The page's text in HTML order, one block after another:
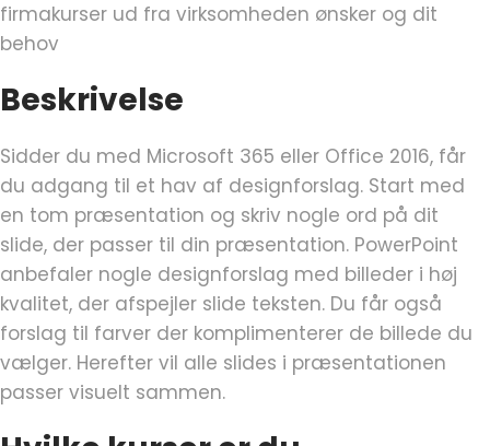
firmakurser ud fra virksomheden ønsker og dit
behov
Beskrivelse
Sidder du med Microsoft 365 eller Office 2016, får
du adgang til et hav af designforslag. Start med
en tom præsentation og skriv nogle ord på dit
slide, der passer til din præsentation. PowerPoint
anbefaler nogle designforslag med billeder i høj
kvalitet, der afspejler slide teksten. Du får også
forslag til farver der komplimenterer de billede du
vælger. Herefter vil alle slides i præsentationen
passer visuelt sammen.